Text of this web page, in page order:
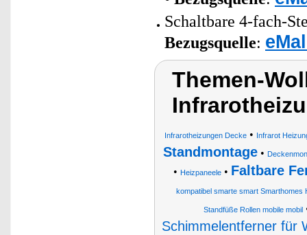
Schaltbare 4-fach-
Bezugsquelle:
Themen-
Infrarotheizungen Decke• Infrarot
Standmontage•
• Heizpaneele• Faltbare
kompatibel smarte smart Smarthomes
Standfüße Rollen mobile mobil
Schimmelentferner für